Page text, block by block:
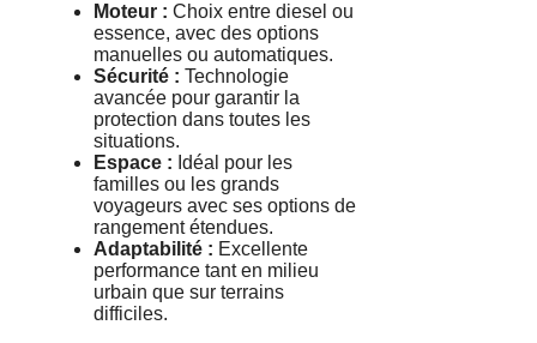
Moteur : Choix entre diesel ou
essence, avec des options
manuelles ou automatiques.
Sécurité : Technologie
avancée pour garantir la
protection dans toutes les
situations.
Espace : Idéal pour les
familles ou les grands
voyageurs avec ses options de
rangement étendues.
Adaptabilité : Excellente
performance tant en milieu
urbain que sur terrains
difficiles.